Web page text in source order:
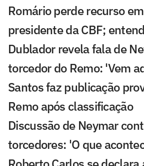
Romário perde recurso
presidente da CBF;
Dublador revela fala de
torcedor do Remo: 'Vem
Santos faz publicação
Remo após classificação
Discussão de Neymar
torcedores: 'O que